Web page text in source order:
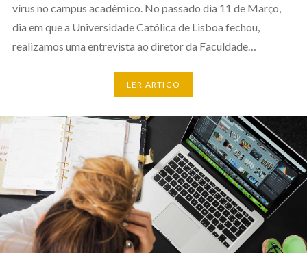
vírus no campus académico. No passado dia 11 de Março,
dia em que a Universidade Católica de Lisboa fechou,
realizamos uma entrevista ao diretor da Faculdade…
LER ARTIGO